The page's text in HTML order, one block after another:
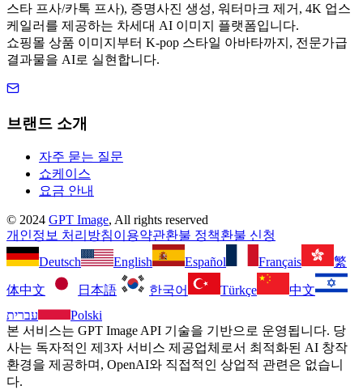
스타 프사/카톡 프사), 증명사진 생성, 워터마크 제거, 4K 업스
케일러를 제공하는 차세대 AI 이미지 플랫폼입니다.
쇼핑몰 상품 이미지부터 K-pop 스타일 아바타까지, 전문가급
결과물을 AI로 실현합니다.
브랜드 소개
자주 묻는 질문
쇼케이스
요금 안내
© 2024 GPT Image, All rights reserved
개인정보 처리방침이용약관환불 정책환불 신청
Deutsch
English Español Français 繁
体中文 日本語 한국어 Türkçe
中文
עברית
Polski
본 서비스는 GPT Image API 기술을 기반으로 운영됩니다. 당
사는 독자적인 제3자 서비스 제공업체로서 최적화된 AI 창작
환경을 제공하며, OpenAI와 직접적인 상업적 관련은 없습니
다.